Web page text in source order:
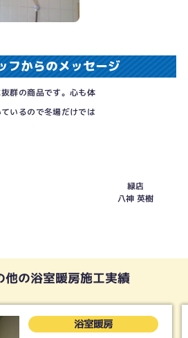
フからのメッセージ
群の商品です。心も体
いるので冬場だけでは
緑店
八神 英樹
他の浴室暖房施工実績